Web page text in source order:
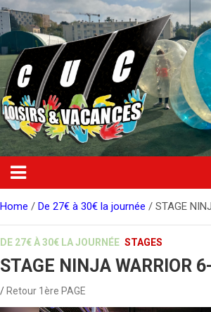
Skip
to
content
Home De 27€ à 30€ la journée STAGE
DE 27€ À 30€ LA JOURNÉE STAGES
STAGE NINJA WARRIOR
Retour 1ère PAGE